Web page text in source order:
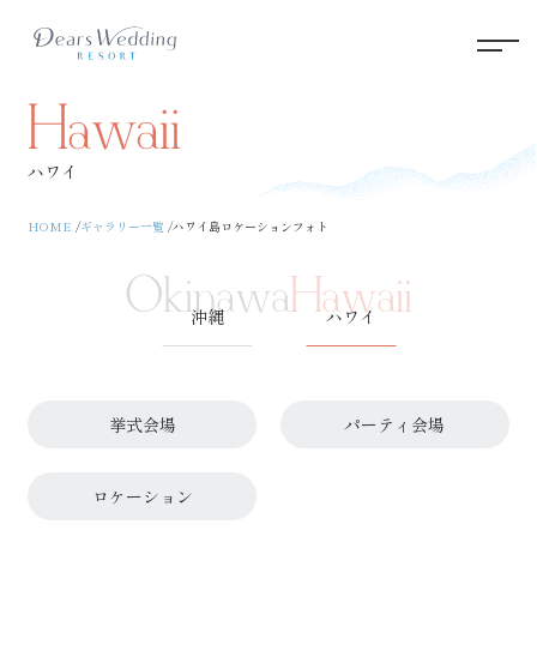
Hawaii
ハワイ
HOME ギャラリー一覧 ハワイ島ロケーションフォト
Okinawa
沖縄 Hawaii
ハワイ
挙式会場 パーティ会場
ロケーション